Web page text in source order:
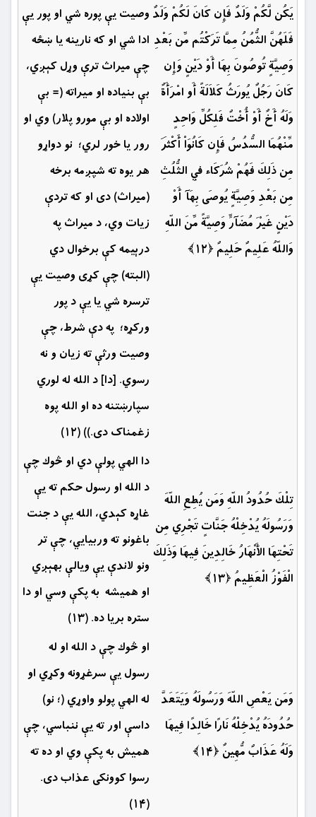
يَكُن لَّكُمْ وَلَدٌ فَإِن كَانَ لَكُمْ وَلَدٌ
فَلَهُنَّ الثُّمُنُ مِمَّا تَرَكْتُم مِّن بَعْدِ
وَصِيَّةٍ تُوصُونَ بِهَا أَوْ دَيْنٍ وَإِن
كَانَ رَجُلٌ يُورَثُ كَلاَلَةً أَو امْرَأَةٌ
وَلَهُ أَخٌ أَوْ أُخْتٌ فَلِكُلِّ وَاحِدٍ
مِّنْهُمَا السُّدُسُ فَإِن كَانُوَاْ أَكْثَرَ
مِن ذَلِكَ فَهُمْ شُرَكَاء فِي الثُّلُثِ
مِن بَعْدِ وَصِيَّةٍ يُوصَى بِهَآ أَوْ
دَيْنٍ غَيْرَ مُضَآرٍّ وَصِيَّةً مِّنَ اللّهِ
وَاللّهُ عَلِيمٌ حَلِيمٌ ﴿۱۲﴾
وصيت يې پوره شي او پور يې
ادا شي او كه نارينه يا ښځه
چې ميراث ترې وړل كېږي،
بې بنياده او میراته (= بې
اولاده او بې مورو پلار) وي او
رور يا خور لري؛ نو دواړو
هر يوه ته شپږمه برخه
(ميراث) دى او كه تردې
زيات وي، د ميراث په
درېيمه كې برخوال دي
(البته) چې كړى وصيت يې
ترسره شي يا یې د پور
ورکړه؛ ‏ په دې شرط، چې
وصیت ورثې ته زیان و نه
رسوي. [دا] د الله له لوري
سپارښتنه ده او الله پوه
زغمناک دى.)) (۱۲)
تِلْكَ حُدُودُ اللّهِ وَمَن يُطِعِ اللّهَ
وَرَسُولَهُ يُدْخِلْهُ جَنَّاتٍ تَجْرِي مِن
تَحْتِهَا الأَنْهَارُ خَالِدِينَ فِيهَا وَذَلِكَ
الْفَوْزُ الْعَظِيمُ ﴿۱۳﴾
دا الهي پولې دي او څوك چې
د الله او رسول حکم ته یې
غاړه کېدي، الله يې د جنت
باغونو ته وربیايي، چې تر
ونو لاندې يې ويالې بهېږي
او همیشه ‏ به پكې وسي او دا
ستره بريا ده. (۱۳)
وَمَن يَعْصِ اللّهَ وَرَسُولَهُ وَيَتَعَدَّ
حُدُودَهُ يُدْخِلْهُ نَارًا خَالِدًا فِيهَا
وَلَهُ عَذَابٌ مُّهِينٌ ﴿۱۴﴾
او څوك چې د الله او له
رسول یې سرغړونه وکړي ‏او
له الهي ‏پولو واوړي (؛ نو)
داسې اور ته يې ننباسي، چې
همیش ‏به پكې وي او ده ته
رسوا كوونكى عذاب دى.
(۱۴)